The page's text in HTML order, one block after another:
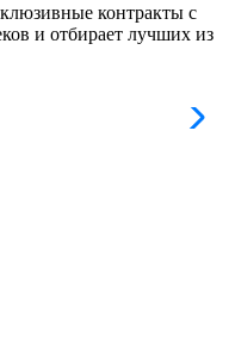
контракты с
и отбирает лучшиx из